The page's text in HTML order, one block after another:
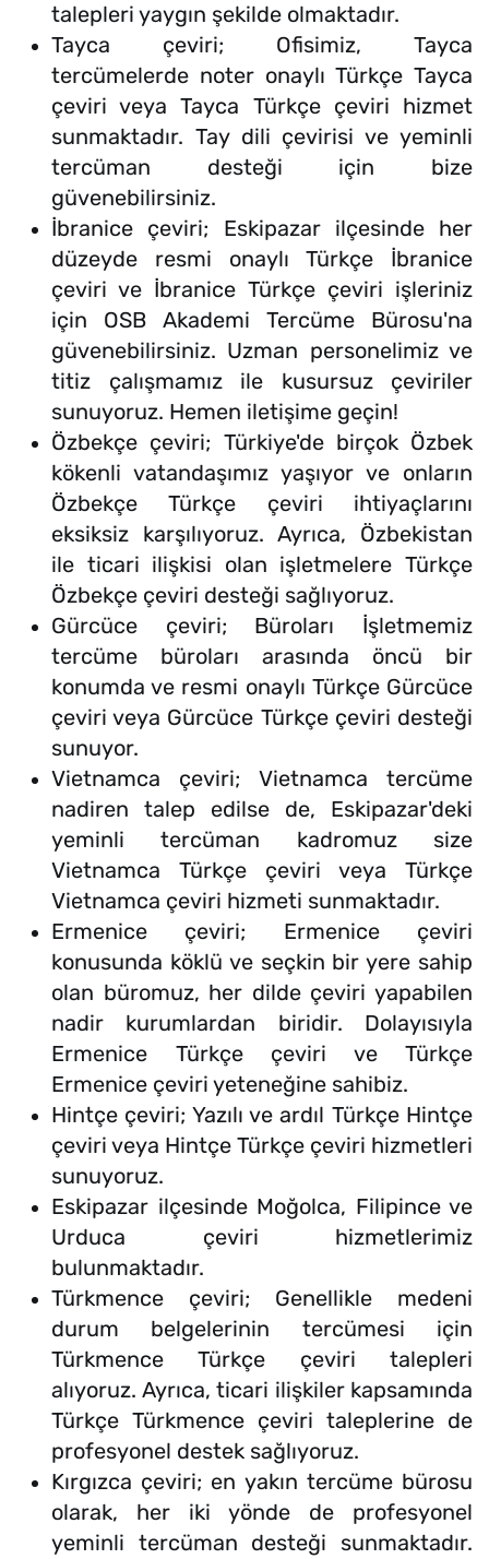
talepleri yaygın şekilde olmaktadır.
Tayca çeviri; Ofisimiz, Tayca
tercümelerde noter onaylı Türkçe Tayca
çeviri veya Tayca Türkçe çeviri hizmet
sunmaktadır. Tay dili çevirisi ve yeminli
tercüman desteği için bize
güvenebilirsiniz.
İbranice çeviri; Eskipazar ilçesinde her
düzeyde resmi onaylı Türkçe İbranice
çeviri ve İbranice Türkçe çeviri işleriniz
için OSB Akademi Tercüme Bürosu'na
güvenebilirsiniz. Uzman personelimiz ve
titiz çalışmamız ile kusursuz çeviriler
sunuyoruz. Hemen iletişime geçin!
Özbekçe çeviri; Türkiye'de birçok Özbek
kökenli vatandaşımız yaşıyor ve onların
Özbekçe Türkçe çeviri ihtiyaçlarını
eksiksiz karşılıyoruz. Ayrıca, Özbekistan
ile ticari ilişkisi olan işletmelere Türkçe
Özbekçe çeviri desteği sağlıyoruz.
Gürcüce çeviri; Büroları İşletmemiz
tercüme büroları arasında öncü bir
konumda ve resmi onaylı Türkçe Gürcüce
çeviri veya Gürcüce Türkçe çeviri desteği
sunuyor.
Vietnamca çeviri; Vietnamca tercüme
nadiren talep edilse de, Eskipazar'deki
yeminli tercüman kadromuz size
Vietnamca Türkçe çeviri veya Türkçe
Vietnamca çeviri hizmeti sunmaktadır.
Ermenice çeviri; Ermenice çeviri
konusunda köklü ve seçkin bir yere sahip
olan büromuz, her dilde çeviri yapabilen
nadir kurumlardan biridir. Dolayısıyla
Ermenice Türkçe çeviri ve Türkçe
Ermenice çeviri yeteneğine sahibiz.
Hintçe çeviri; Yazılı ve ardıl Türkçe Hintçe
çeviri veya Hintçe Türkçe çeviri hizmetleri
sunuyoruz.
Eskipazar ilçesinde Moğolca, Filipince ve
Urduca çeviri hizmetlerimiz
bulunmaktadır.
Türkmence çeviri; Genellikle medeni
durum belgelerinin tercümesi için
Türkmence Türkçe çeviri talepleri
alıyoruz. Ayrıca, ticari ilişkiler kapsamında
Türkçe Türkmence çeviri taleplerine de
profesyonel destek sağlıyoruz.
Kırgızca çeviri; en yakın tercüme bürosu
olarak, her iki yönde de profesyonel
yeminli tercüman desteği sunmaktadır.